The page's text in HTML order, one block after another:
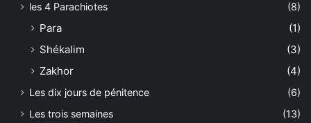
les 4 Parachiotes
(8)
Para
(1)
Shékalim
(3)
Zakhor
(4)
Les dix jours de pénitence
(6)
Les trois semaines
(13)